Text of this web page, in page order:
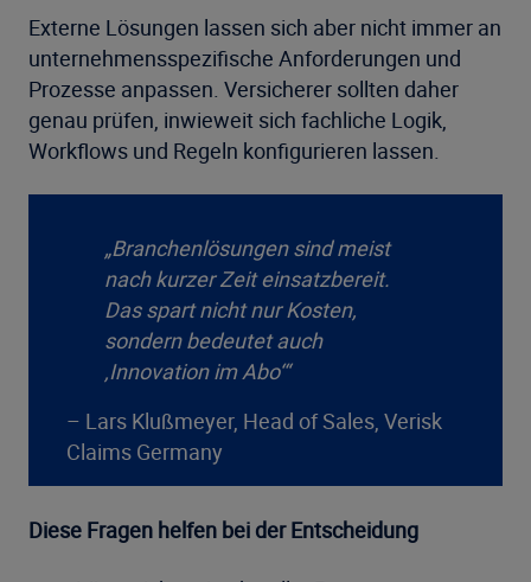
Externe Lösungen lassen sich aber nicht immer an
unternehmensspezifische Anforderungen und
Prozesse anpassen. Versicherer sollten daher
genau prüfen, inwieweit sich fachliche Logik,
Workflows und Regeln konfigurieren lassen.
„Branchenlösungen sind meist
nach kurzer Zeit einsatzbereit.
Das spart nicht nur Kosten,
sondern bedeutet auch
‚Innovation im Abo‘“
– Lars Klußmeyer, Head of Sales, Verisk
Claims Germany
Diese Fragen helfen bei der Entscheidung